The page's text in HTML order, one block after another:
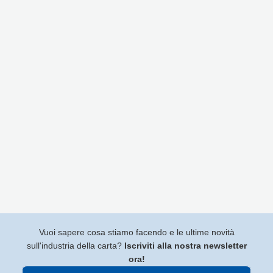
Vuoi sapere cosa stiamo facendo e le ultime novità
sull'industria della carta? Iscriviti alla nostra newsletter
ora!